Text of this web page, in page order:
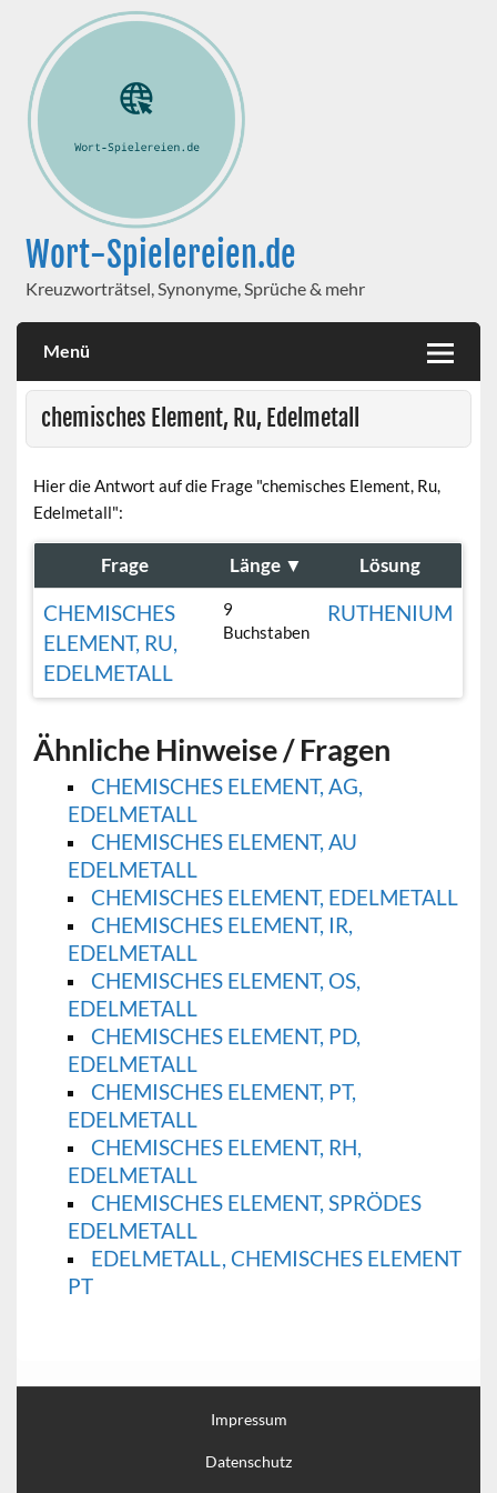
Wort-Spielereien.de
Kreuzworträtsel, Synonyme, Sprüche & mehr
Menü
chemisches Element, Ru, Edelmetall
Hier die Antwort auf die Frage "chemisches Element, Ru,
Edelmetall":
Frage Länge ▼ Lösung
CHEMISCHES
ELEMENT, RU,
EDELMETALL
9
Buchstaben
RUTHENIUM
Ähnliche Hinweise / Fragen
CHEMISCHES ELEMENT, AG,
EDELMETALL
CHEMISCHES ELEMENT, AU
EDELMETALL
CHEMISCHES ELEMENT, EDELMETALL
CHEMISCHES ELEMENT, IR,
EDELMETALL
CHEMISCHES ELEMENT, OS,
EDELMETALL
CHEMISCHES ELEMENT, PD,
EDELMETALL
CHEMISCHES ELEMENT, PT,
EDELMETALL
CHEMISCHES ELEMENT, RH,
EDELMETALL
CHEMISCHES ELEMENT, SPRÖDES
EDELMETALL
EDELMETALL, CHEMISCHES ELEMENT
PT
Impressum
Datenschutz